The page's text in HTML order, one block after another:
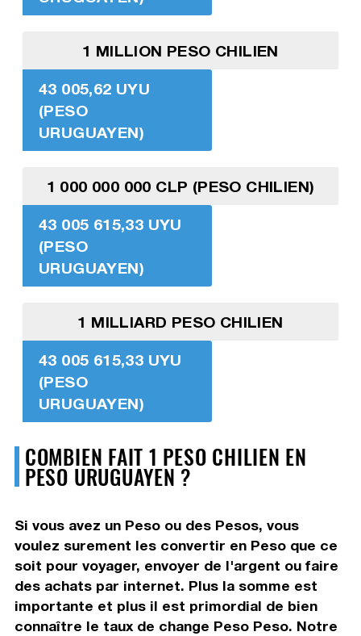
1 MILLION PESO CHILIEN
43 005,62 UYU
(PESO
URUGUAYEN)
1 000 000 000 CLP (PESO CHILIEN)
43 005 615,33 UYU
(PESO
URUGUAYEN)
1 MILLIARD PESO CHILIEN
43 005 615,33 UYU
(PESO
URUGUAYEN)
COMBIEN FAIT 1 PESO CHILIEN EN
PESO URUGUAYEN ?
Si vous avez un Peso ou des Pesos, vous
voulez surement les convertir en Peso que ce
soit pour voyager, envoyer de l'argent ou faire
des achats par internet. Plus la somme est
importante et plus il est primordial de bien
connaître le taux de change Peso Peso. Notre